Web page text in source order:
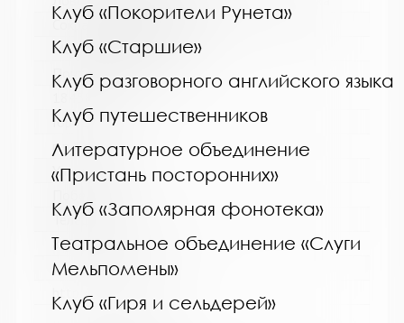
Клуб «Покорители Рунета»
Клуб «Старшие»
Клуб разговорного английского языка
Клуб путешественников
Литературное объединение
«Пристань посторонних»
Клуб «Заполярная фонотека»
Театральное объединение «Слуги
Мельпомены»
Клуб «Гиря и сельдерей»
Сокращенное название:
МБУ "Ловозерская МБ"
Почтовый индекс:
Город:
г. п. Ревда
Улица, дом:
Телефон:
8 (81538) 4-35-92
www:
http://revdabiblios.ru/